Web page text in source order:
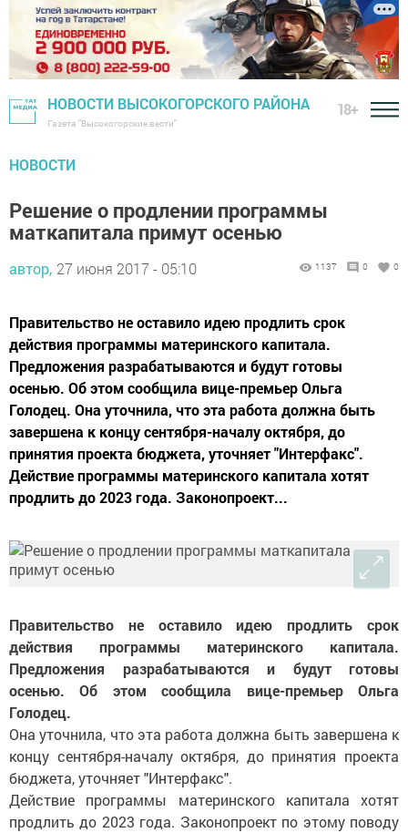
НОВОСТИ ВЫСОКОГОРСКОГО РАЙОНА
Газета "Высокогорские вести"
18+
НОВОСТИ
Решение о продлении программы
маткапитала примут осенью
автор, 27 июня 2017 - 05:10 1137 0 0
Правительство не оставило идею продлить срок
действия программы материнского капитала.
Предложения разрабатываются и будут готовы
осенью. Об этом сообщила вице-премьер Ольга
Голодец. Она уточнила, что эта работа должна быть
завершена к концу сентября-началу октября, до
принятия проекта бюджета, уточняет "Интерфакс".
Действие программы материнского капитала хотят
продлить до 2023 года. Законопроект...
Правительство не оставило идею продлить срок
действия программы материнского капитала.
Предложения разрабатываются и будут готовы
осенью. Об этом сообщила вице-премьер Ольга
Голодец.
Она уточнила, что эта работа должна быть завершена к
концу сентября-началу октября, до принятия проекта
бюджета, уточняет "Интерфакс".
Действие программы материнского капитала хотят
продлить до 2023 года. Законопроект по этому поводу